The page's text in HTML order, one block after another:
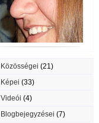
Közösségei (21)
Képei (33)
Videói (4)
Blogbejegyzései (7)